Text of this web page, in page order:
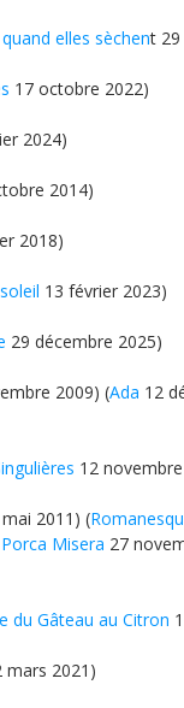
elles sèchent 29
17 octobre 2022)
2024)
2014)
2018)
13 février 2023)
29 décembre 2025)
2009) (Ada 12
12
2011) (
Porca Misera 27
du Gâteau au Citron
mars 2021)